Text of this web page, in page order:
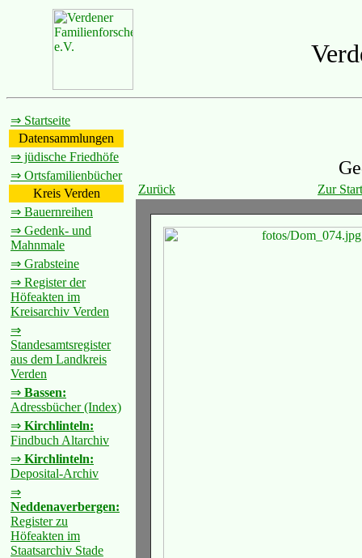
⇒ Startseite
Datensammlungen
⇒ jüdische Friedhöfe
⇒ Ortsfamilienbücher
Kreis Verden
⇒ Bauernreihen
⇒ Gedenk- und
Mahnmale
⇒ Grabsteine
⇒ Register der
Höfeakten im
Kreisarchiv Verden
⇒
Standesamtsregister
aus dem Landkreis
Verden
⇒ Bassen:
Adressbücher (Index)
⇒ Kirchlinteln:
Findbuch Altarchiv
⇒ Kirchlinteln:
Deposital-Archiv
⇒
Neddenaverbergen:
Register zu
Höfeakten im
Staatsarchiv Stade
Zurück Zur